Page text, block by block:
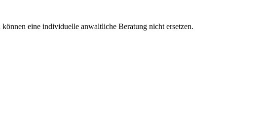
eine individuelle anwaltliche Beratung nicht ersetzen.